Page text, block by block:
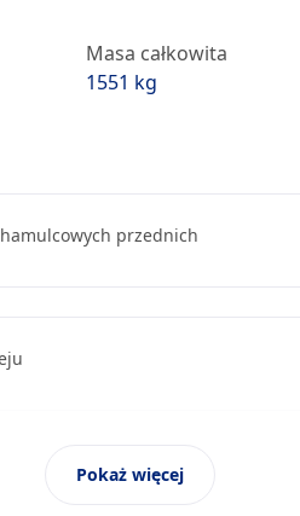
Masa całkowita
1551 kg
przednich
producenta, Kontrola
Pokaż więcej